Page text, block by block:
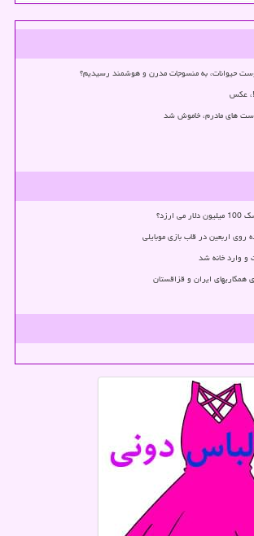
حیوانات، به منسوجات مدرن و هوشمند رسیدیم؟
عکس
های مادرم، خاموش شد
روی اربعین در قاب بازی موبایلی
وارد خانه شد
ایران و قزاقستان